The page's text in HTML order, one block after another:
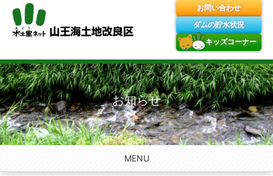
Skip
to
content
お問い合わせ
ダムの貯水状況
キッズコーナー
お知らせ
MENU